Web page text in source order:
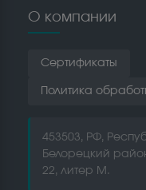
О компании
Сертификаты
Политика
453503, РФ,
Белорецкий
22, литер М.